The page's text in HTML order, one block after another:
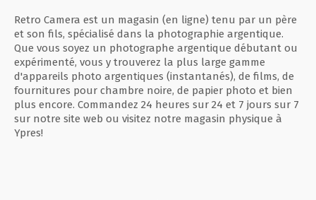
Retro Camera est un magasin (en ligne) tenu par un père
et son fils, spécialisé dans la photographie argentique.
Que vous soyez un photographe argentique débutant ou
expérimenté, vous y trouverez la plus large gamme
d'appareils photo argentiques (instantanés), de films, de
fournitures pour chambre noire, de papier photo et bien
plus encore. Commandez 24 heures sur 24 et 7 jours sur 7
sur notre site web ou visitez notre magasin physique à
Ypres!